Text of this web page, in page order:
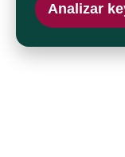
Analizar